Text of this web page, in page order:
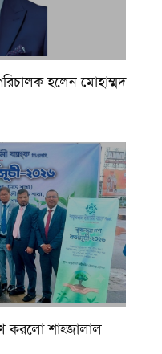
হলেন মোহাম্মদ
করলো শাহ্জালাল